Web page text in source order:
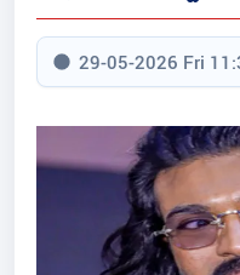
29-05-2026 Fri